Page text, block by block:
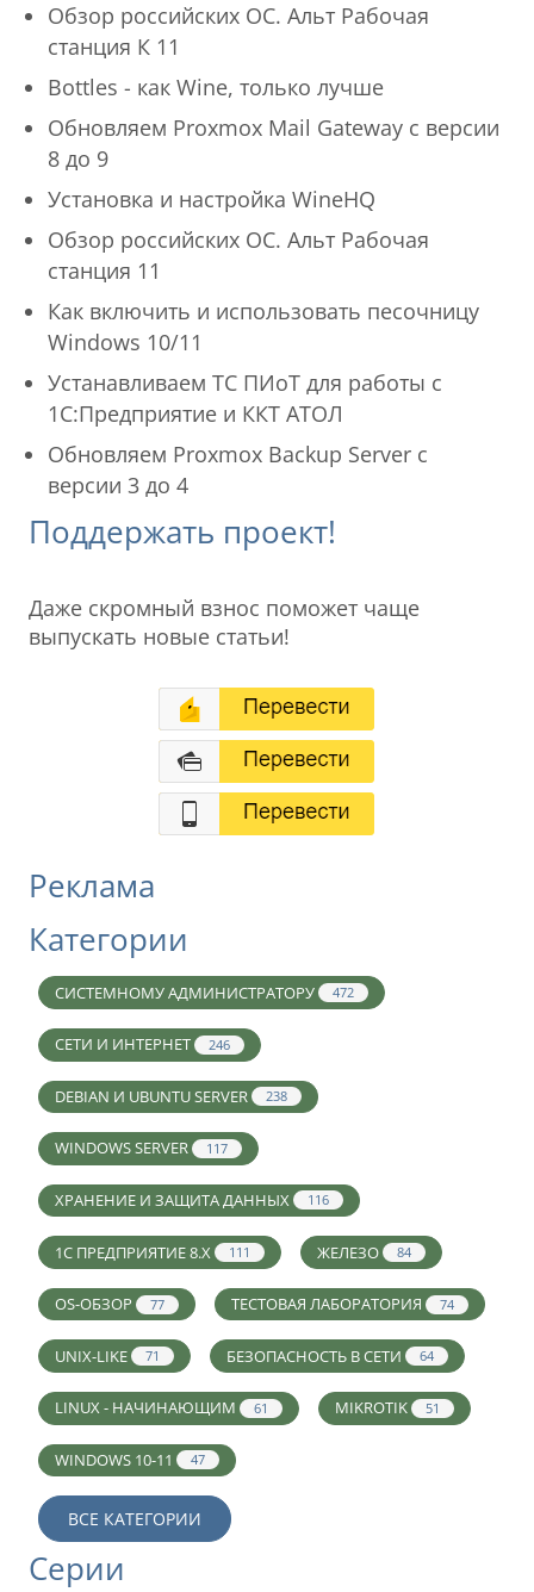
Обзор российских ОС. Альт Рабочая
станция К 11
Bottles - как Wine, только лучше
Обновляем Proxmox Mail Gateway с версии
8 до 9
Установка и настройка WineHQ
Обзор российских ОС. Альт Рабочая
станция 11
Как включить и использовать песочницу
Windows 10/11
Устанавливаем ТС ПИоТ для работы с
1С:Предприятие и ККТ АТОЛ
Обновляем Proxmox Backup Server с
версии 3 до 4
Поддержать проект!
Даже скромный взнос поможет чаще
выпускать новые статьи!
Реклама
Категории
СИСТЕМНОМУ АДМИНИСТРАТОРУ 472
СЕТИ И ИНТЕРНЕТ 246
DEBIAN И UBUNTU SERVER 238
WINDOWS SERVER 117
ХРАНЕНИЕ И ЗАЩИТА ДАННЫХ 116
1С ПРЕДПРИЯТИЕ 8.X 111 ЖЕЛЕЗО 84
OS-ОБЗОР 77 ТЕСТОВАЯ ЛАБОРАТОРИЯ 74
UNIX-LIKE 71 БЕЗОПАСНОСТЬ В СЕТИ 64
LINUX - НАЧИНАЮЩИМ 61 MIKROTIK 51
WINDOWS 10-11 47
ВСЕ КАТЕГОРИИ
Серии